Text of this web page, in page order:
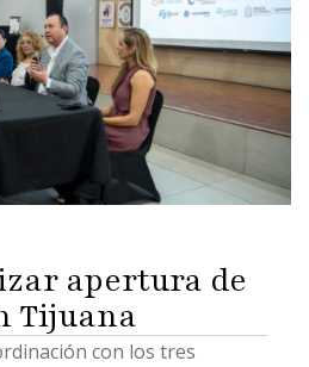
apertura de
Tijuana
con los tres